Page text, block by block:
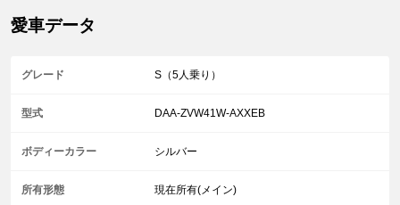
愛車データ
グレード S（5人乗り）
型式 DAA-ZVW41W-AXXEB
ボディーカラー シルバー
所有形態 現在所有(メイン)